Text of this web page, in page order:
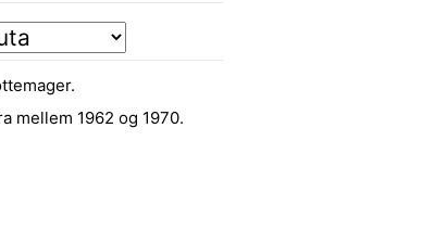
mellem 1962 og 1970.